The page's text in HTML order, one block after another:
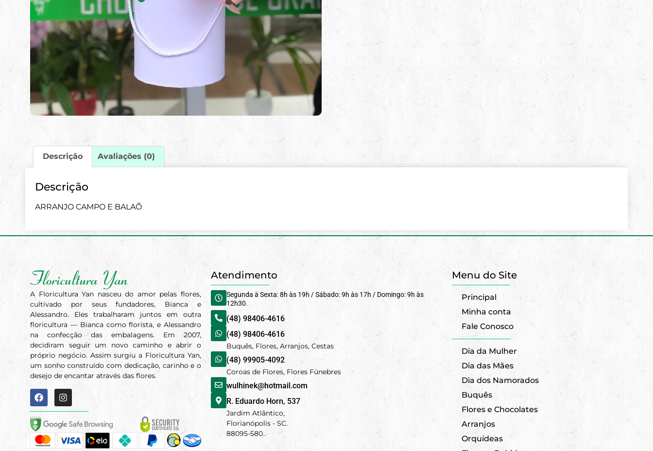
Descrição Avaliações (0)
Descrição
ARRANJO CAMPO E BALAÕ
A Floricultura Yan nasceu do amor pelas flores,
cultivado por seus fundadores, Bianca e
Alessandro. Eles trabalharam juntos em outra
floricultura — Bianca como florista, e Alessandro
na confecção das embalagens. Em 2007,
decidiram seguir um novo caminho e abrir o
próprio negócio. Assim surgiu a Floricultura Yan,
um sonho construído com dedicação, carinho e o
desejo de encantar através das flores.
Atendimento
Segunda à Sexta: 8h às 19h / Sábado: 9h às 17h / Domingo: 9h às
12h30.
(48) 98406-4616
(48) 98406-4616
Buquês, Flores, Arranjos, Cestas
(48) 99905-4092
Coroas de Flores, Flores Fúnebres
wulhinek@hotmail.com
R. Eduardo Horn, 537
Jardim Atlântico,
Florianópolis - SC.
88095-580..
Menu do Site
Principal
Minha conta
Fale Conosco
Dia da Mulher
Dia das Mães
Dia dos Namorados
Buquês
Flores e Chocolates
Arranjos
Orquídeas